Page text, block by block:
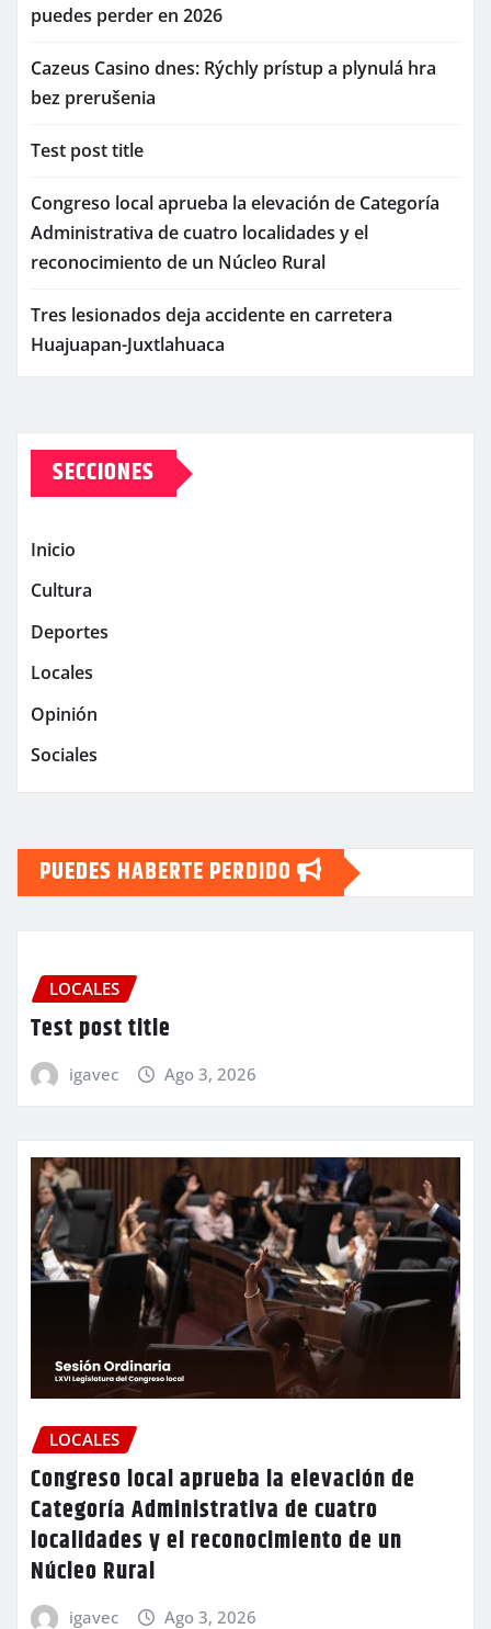
puedes perder en 2026
Cazeus Casino dnes: Rýchly prístup a plynulá hra
bez prerušenia
Test post title
Congreso local aprueba la elevación de Categoría
Administrativa de cuatro localidades y el
reconocimiento de un Núcleo Rural
Tres lesionados deja accidente en carretera
Huajuapan-Juxtlahuaca
SECCIONES
Inicio
Cultura
Deportes
Locales
Opinión
Sociales
PUEDES HABERTE PERDIDO
LOCALES
Test post title
igavec Ago 3, 2026
LOCALES
Congreso local aprueba la elevación de
Categoría Administrativa de cuatro
localidades y el reconocimiento de un
Núcleo Rural
igavec Ago 3, 2026